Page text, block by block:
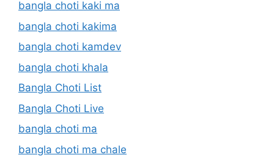
bangla choti kaki ma
bangla choti kakima
bangla choti kamdev
bangla choti khala
Bangla Choti List
Bangla Choti Live
bangla choti ma
bangla choti ma chale